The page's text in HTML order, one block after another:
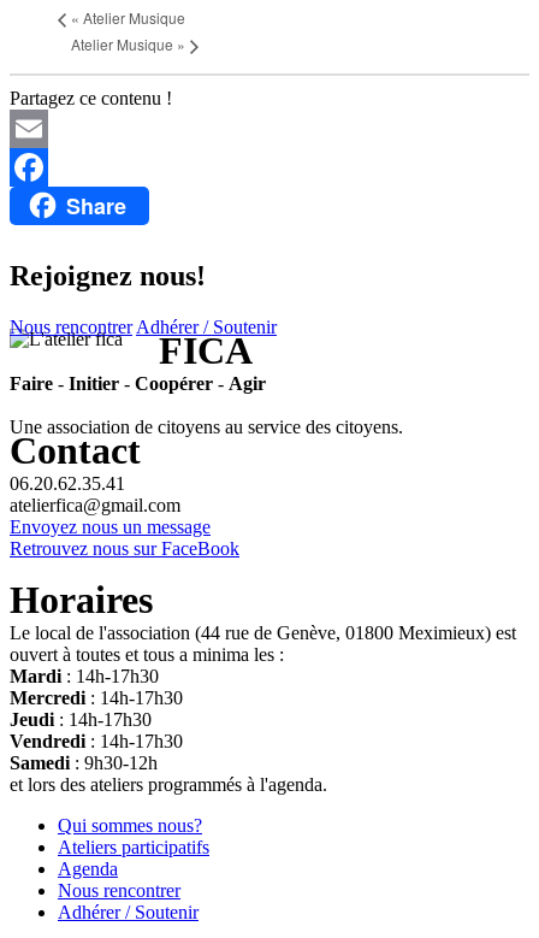
« Atelier Musique
Atelier Musique »
Partagez ce contenu !
Email
FacebookShare
Rejoignez nous!
Nous rencontrer Adhérer / Soutenir
FICA
Faire - Initier - Coopérer - Agir
Une association de citoyens au service des citoyens.
Contact
06.20.62.35.41
atelierfica@gmail.com
Envoyez nous un message
Retrouvez nous sur FaceBook
Horaires
Le local de l'association (44 rue de Genève, 01800 Meximieux) est
ouvert à toutes et tous a minima les :
Mardi : 14h-17h30
Mercredi : 14h-17h30
Jeudi : 14h-17h30
Vendredi : 14h-17h30
Samedi : 9h30-12h
et lors des ateliers programmés à l'agenda.
Qui sommes nous?
Ateliers participatifs
Agenda
Nous rencontrer
Adhérer / Soutenir